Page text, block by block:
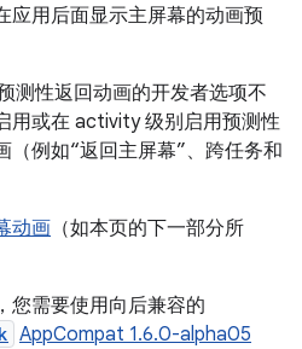
应用后面显示主屏幕的动画预
测性返回动画的开发者选项不
用或在 activity 级别启用预测性
（例如“返回主屏幕”、跨任务和
动画 （如本页的下一部分所
您需要使用向后兼容的
AppCompat 1.6.0-alpha05